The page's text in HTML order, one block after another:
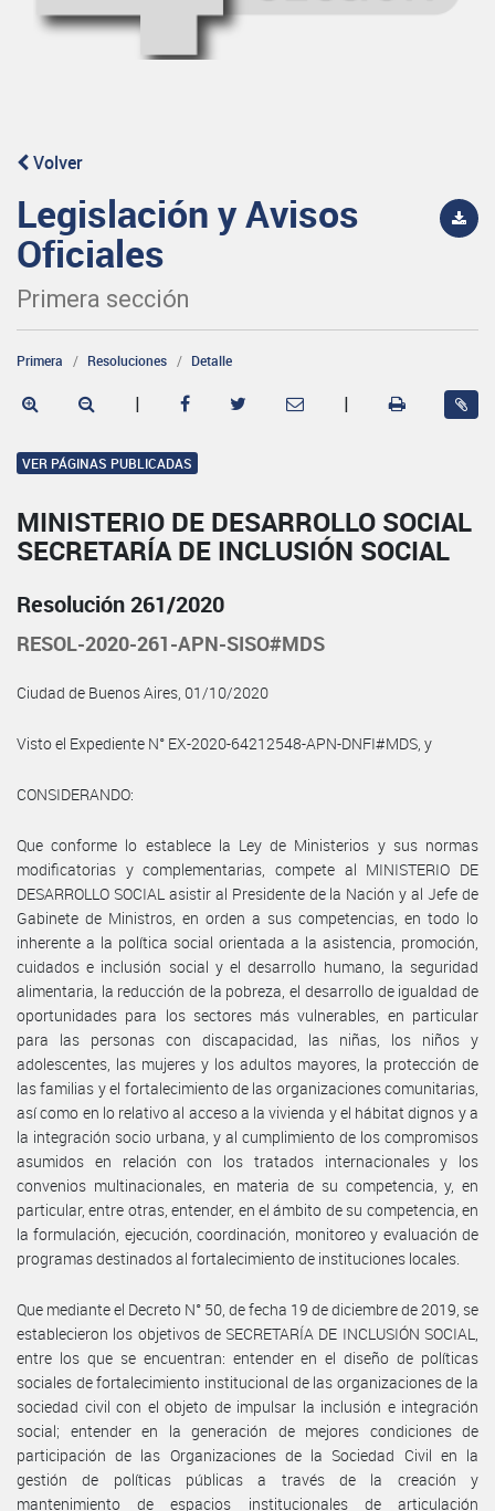
Volver
Legislación y Avisos
Oficiales
Primera sección
Primera Resoluciones Detalle
| |
VER PÁGINAS PUBLICADAS
MINISTERIO DE DESARROLLO SOCIAL
SECRETARÍA DE INCLUSIÓN SOCIAL
Resolución 261/2020
RESOL-2020-261-APN-SISO#MDS
Ciudad de Buenos Aires, 01/10/2020
Visto el Expediente N° EX-2020-64212548-APN-DNFI#MDS, y
CONSIDERANDO:
Que conforme lo establece la Ley de Ministerios y sus normas
modificatorias y complementarias, compete al MINISTERIO DE
DESARROLLO SOCIAL asistir al Presidente de la Nación y al Jefe de
Gabinete de Ministros, en orden a sus competencias, en todo lo
inherente a la política social orientada a la asistencia, promoción,
cuidados e inclusión social y el desarrollo humano, la seguridad
alimentaria, la reducción de la pobreza, el desarrollo de igualdad de
oportunidades para los sectores más vulnerables, en particular
para las personas con discapacidad, las niñas, los niños y
adolescentes, las mujeres y los adultos mayores, la protección de
las familias y el fortalecimiento de las organizaciones comunitarias,
así como en lo relativo al acceso a la vivienda y el hábitat dignos y a
la integración socio urbana, y al cumplimiento de los compromisos
asumidos en relación con los tratados internacionales y los
convenios multinacionales, en materia de su competencia, y, en
particular, entre otras, entender, en el ámbito de su competencia, en
la formulación, ejecución, coordinación, monitoreo y evaluación de
programas destinados al fortalecimiento de instituciones locales.
Que mediante el Decreto N° 50, de fecha 19 de diciembre de 2019, se
establecieron los objetivos de SECRETARÍA DE INCLUSIÓN SOCIAL,
entre los que se encuentran: entender en el diseño de políticas
sociales de fortalecimiento institucional de las organizaciones de la
sociedad civil con el objeto de impulsar la inclusión e integración
social; entender en la generación de mejores condiciones de
participación de las Organizaciones de la Sociedad Civil en la
gestión de políticas públicas a través de la creación y
mantenimiento de espacios institucionales de articulación